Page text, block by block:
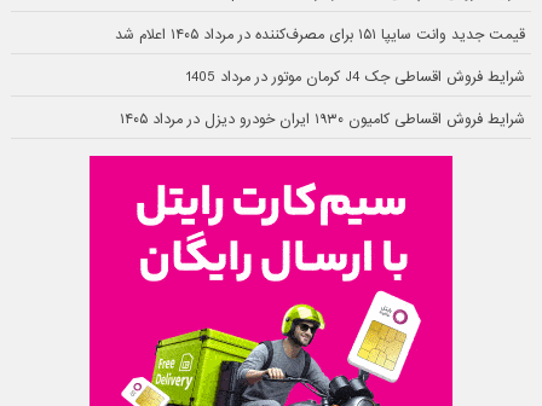
قیمت جدید وانت سایپا ۱۵۱ برای مصرف‌کننده در مرداد ۱۴۰۵ اعلام شد
شرایط فروش اقساطی جک J4 کرمان موتور در مرداد 1405
شرایط فروش اقساطی کامیون ۱۹۳۰ ایران خودرو دیزل در مرداد ۱۴۰۵